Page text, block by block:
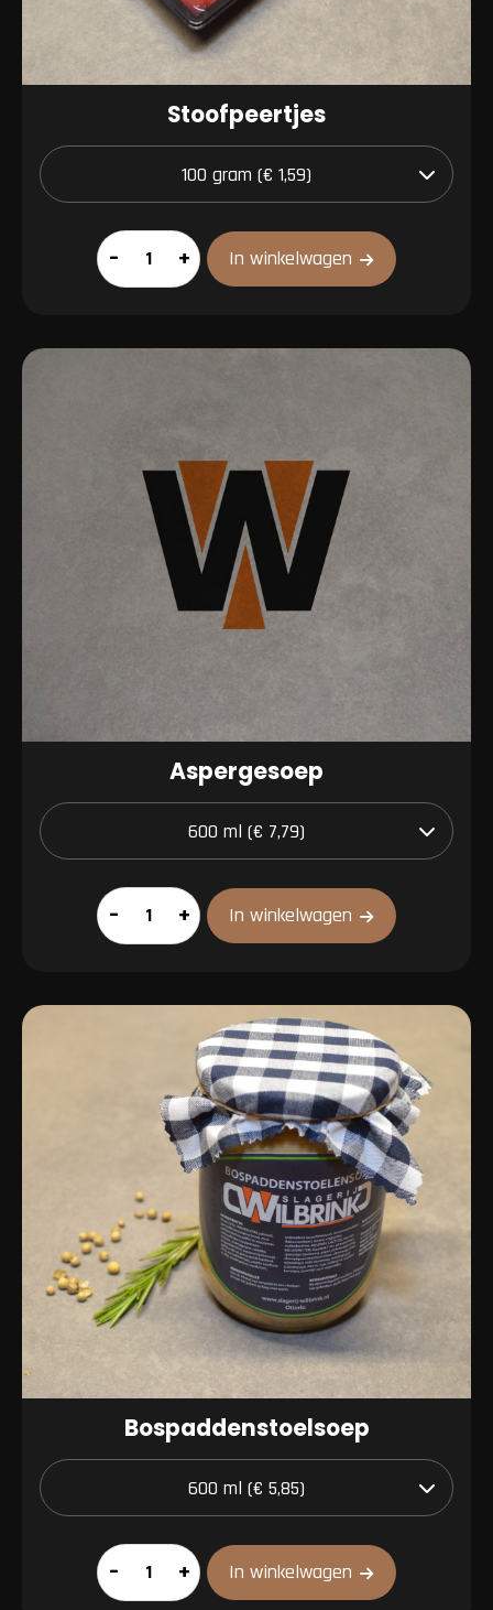
Stoofpeertjes
Stoofpeertjes
aantal
– + In winkelwagen
Aspergesoep
Aspergesoep
aantal
– + In winkelwagen
Bospaddenstoelsoep
Bospaddenstoelsoep
aantal
– + In winkelwagen